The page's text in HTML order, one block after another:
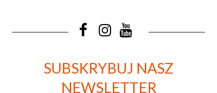
SUBSKRYBUJ NASZ
NEWSLETTER